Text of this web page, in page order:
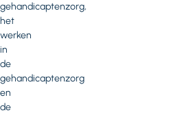
gehandicaptenzorg,
het
werken
in
de
gehandicaptenzorg
en
de